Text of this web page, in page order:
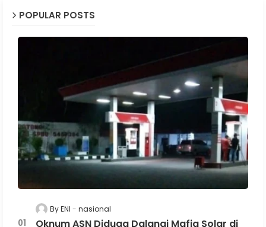
POPULAR POSTS
By ENI nasional
Oknum ASN Diduga Dalangi Mafia Solar di